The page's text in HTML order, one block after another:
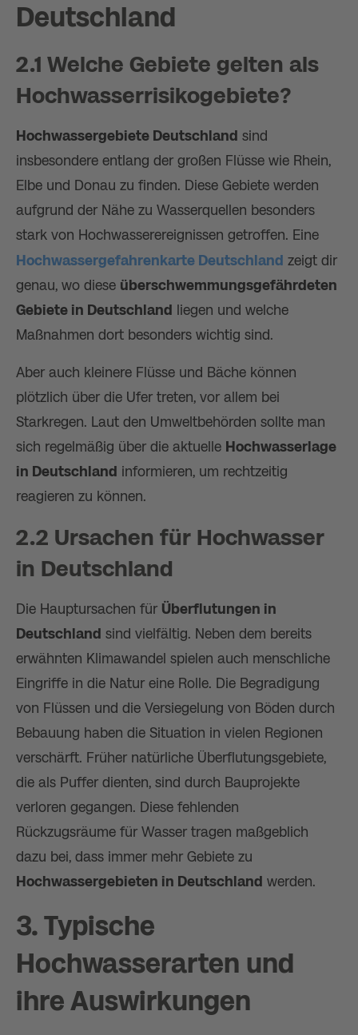
Deutschland
2.1 Welche Gebiete gelten als
Hochwasserrisikogebiete?
Hochwassergebiete Deutschland sind
insbesondere entlang der großen Flüsse wie Rhein,
Elbe und Donau zu finden. Diese Gebiete werden
aufgrund der Nähe zu Wasserquellen besonders
stark von Hochwasserereignissen getroffen. Eine
Hochwassergefahrenkarte Deutschland zeigt dir
genau, wo diese überschwemmungsgefährdeten
Gebiete in Deutschland
liegen und welche
Maßnahmen dort besonders wichtig sind.
Aber auch kleinere Flüsse und Bäche können
plötzlich über die Ufer treten, vor allem bei
Starkregen. Laut den Umweltbehörden sollte man
sich regelmäßig über die aktuelle Hochwasserlage
in Deutschland informieren, um rechtzeitig
reagieren zu können.
2.2 Ursachen für Hochwasser
in Deutschland
Die Hauptursachen für Überflutungen in
Deutschland sind vielfältig. Neben dem bereits
erwähnten Klimawandel spielen auch menschliche
Eingriffe in die Natur eine Rolle. Die Begradigung
von Flüssen und die Versiegelung von Böden durch
Bebauung haben die Situation in vielen Regionen
verschärft. Früher natürliche Überflutungsgebiete,
die als Puffer dienten, sind durch Bauprojekte
verloren gegangen. Diese fehlenden
Rückzugsräume für Wasser tragen maßgeblich
dazu bei, dass immer mehr Gebiete zu
Hochwassergebieten in Deutschland werden.
3. Typische
Hochwasserarten und
ihre Auswirkungen